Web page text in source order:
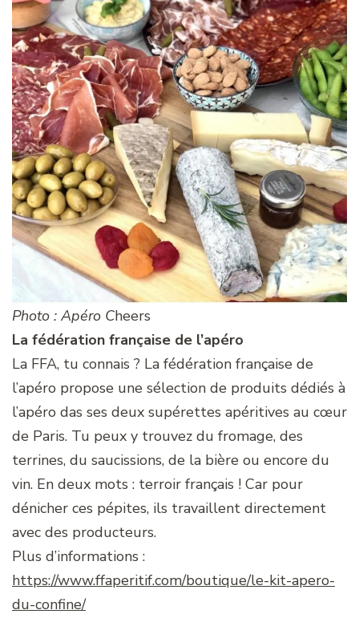
Photo : Apéro Cheers
La fédération française de l’apéro
La FFA, tu connais ? La fédération française de
l’apéro propose une sélection de produits dédiés à
l’apéro das ses deux supérettes apéritives au cœur
de Paris. Tu peux y trouvez du fromage, des
terrines, du saucissions, de la bière ou encore du
vin. En deux mots : terroir français ! Car pour
dénicher ces pépites, ils travaillent directement
avec des producteurs.
Plus d’informations :
https://www.ffaperitif.com/boutique/le-kit-apero-
du-confine/